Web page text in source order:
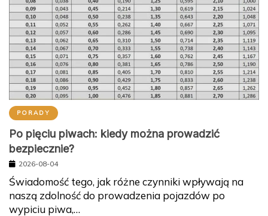
PORADY
Po pięciu piwach: kiedy można prowadzić
bezpiecznie?
2026-08-04
Świadomość tego, jak różne czynniki wpływają na
naszą zdolność do prowadzenia pojazdów po
wypiciu piwa,…